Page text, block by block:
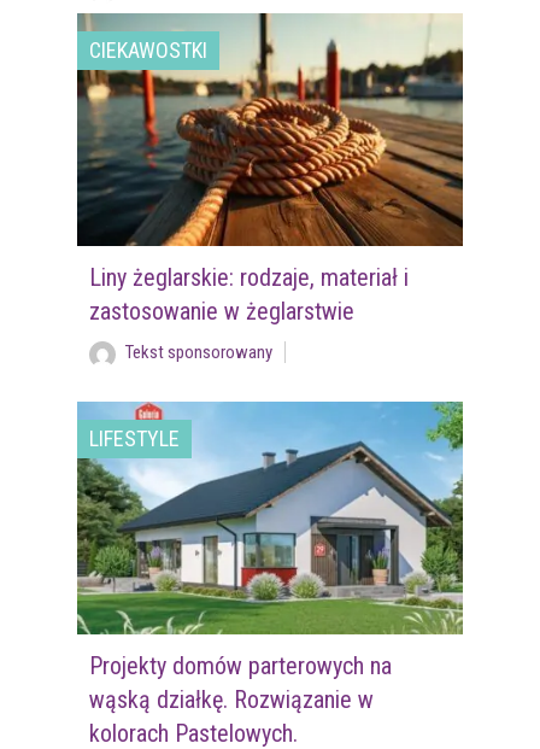
CIEKAWOSTKI
Liny żeglarskie: rodzaje, materiał i
zastosowanie w żeglarstwie
Tekst sponsorowany
LIFESTYLE
Projekty domów parterowych na
wąską działkę. Rozwiązanie w
kolorach Pastelowych.